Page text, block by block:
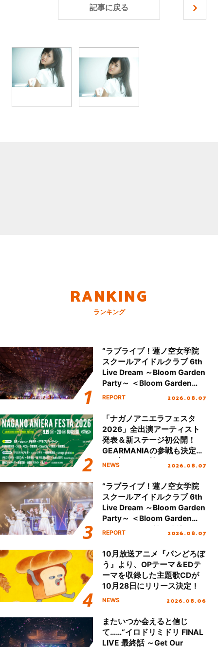
記事に戻る
RANKING
ランキング
“ラブライブ！蓮ノ空女学院
スクールアイドルクラブ 6th
Live Dream ～Bloom Garden
Party～ ＜Bloom Garden
Party Stage／埼玉公演＞”
REPORT 2026.08.07
「ナガノアニエラフェスタ
2026」全出演アーティスト
発表＆新ステージ初公開！
GEARMANIAの参戦も決定
し、初となる第3ステージの
NEWS 2026.08.07
“ラブライブ！蓮ノ空女学院
スクールアイドルクラブ 6th
Live Dream ～Bloom Garden
Party～ ＜Bloom Garden
Party Stage／埼玉公演＞”
REPORT 2026.08.07
10月放送アニメ『パンどろぼ
う』より、OPテーマ＆EDテ
ーマを収録した主題歌CDが
10月28日にリリース決定！
NEWS 2026.08.06
またいつか会えると信じ
て……“イロドリミドリ FINAL
LIVE 最終話 ～Get Our